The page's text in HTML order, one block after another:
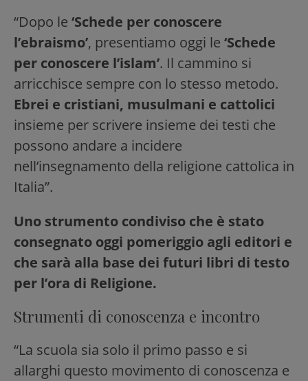
“Dopo le ‘Schede per conoscere
l’ebraismo’, presentiamo oggi le ‘Schede
per conoscere l’islam’. Il cammino si
arricchisce sempre con lo stesso metodo.
Ebrei e cristiani, musulmani e cattolici
insieme per scrivere insieme dei testi che
possono andare a incidere
nell’insegnamento della religione cattolica in
Italia”.
Uno strumento condiviso che è stato
consegnato oggi pomeriggio agli editori e
che sarà alla base dei futuri libri di testo
per l’ora di Religione.
Strumenti di conoscenza e incontro
“La scuola sia solo il primo passo e si
allarghi questo movimento di conoscenza e